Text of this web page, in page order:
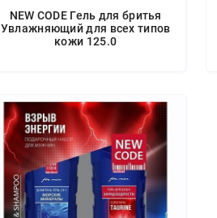
NEW CODE Гель для бритья
Увлажняющий для всех типов
кожи 125.0